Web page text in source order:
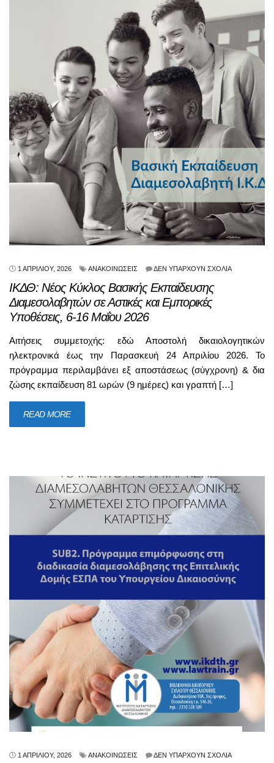
1 ΑΠΡΙΛΊΟΥ, 2026 ΑΝΑΚΟΙΝΏΣΕΙΣ ΔΕΝ ΥΠΆΡΧΟΥΝ ΣΧΌΛΙΑ
ΙΚΔΘ: Νέος Κύκλος Βασικής Εκπαίδευσης
Διαμεσολαβητών σε Αστικές και Εμπορικές
Υποθέσεις, 6-16 Μαΐου 2026
Αιτήσεις συμμετοχής: εδώ Αποστολή δικαιολογητικών
ηλεκτρονικά έως την Παρασκευή 24 Απριλίου 2026. Το
πρόγραμμα περιλαμβάνει εξ αποστάσεως (σύγχρονη) & δια
ζώσης εκπαίδευση 81 ωρών (9 ημέρες) και γραπτή […]
READ MORE
1 ΑΠΡΙΛΊΟΥ, 2026 ΑΝΑΚΟΙΝΏΣΕΙΣ ΔΕΝ ΥΠΆΡΧΟΥΝ ΣΧΌΛΙΑ